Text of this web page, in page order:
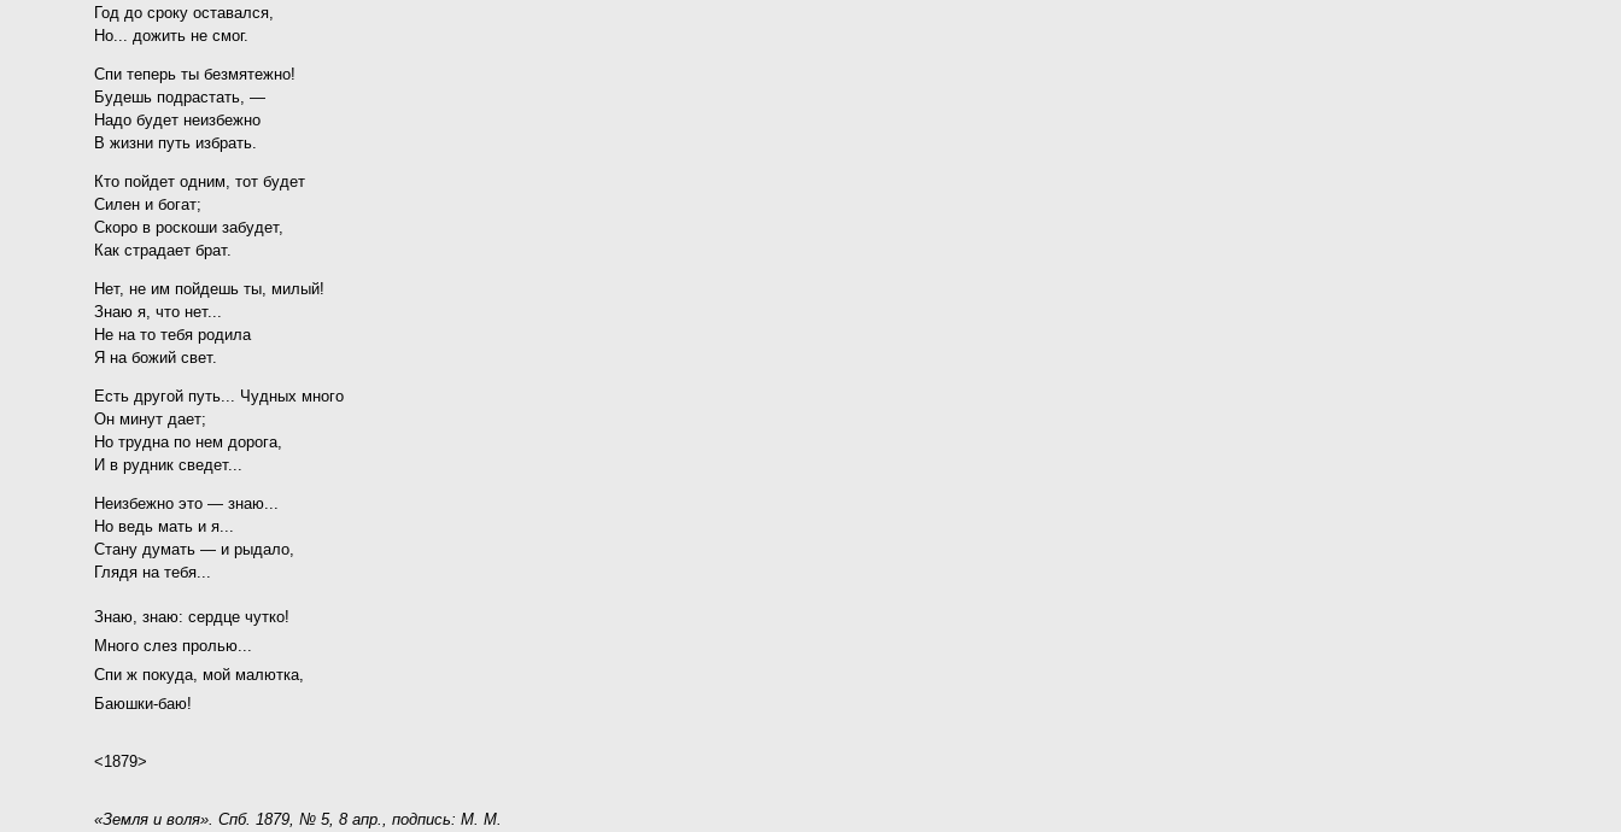
Год до сроку оставался,
Но... дожить не смог.
Спи теперь ты безмятежно!
Будешь подрастать, —
Надо будет неизбежно
В жизни путь избрать.
Кто пойдет одним, тот будет
Силен и богат;
Скоро в роскоши забудет,
Как страдает брат.
Нет, не им пойдешь ты, милый!
Знаю я, что нет...
Не на то тебя родила
Я на божий свет.
Есть другой путь... Чудных много
Он минут дает;
Но трудна по нем дорога,
И в рудник сведет...
Неизбежно это — знаю...
Но ведь мать и я...
Стану думать — и рыдало,
Глядя на тебя...
Знаю, знаю: сердце чутко!
Много слез пролью...
Спи ж покуда, мой малютка,
Баюшки-баю!
<1879>
«Земля и воля». Спб. 1879, № 5, 8 апр., подпись: М. М.